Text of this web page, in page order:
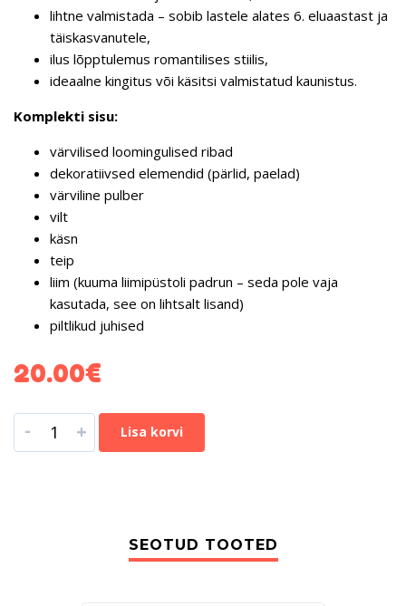
lihtne valmistada – sobib lastele alates 6. eluaastast ja
täiskasvanutele,
ilus lõpptulemus romantilises stiilis,
ideaalne kingitus või käsitsi valmistatud kaunistus.
Komplekti sisu:
värvilised loomingulised ribad
dekoratiivsed elemendid (pärlid, paelad)
värviline pulber
vilt
käsn
teip
liim (kuuma liimipüstoli padrun – seda pole vaja
kasutada, see on lihtsalt lisand)
piltlikud juhised
20.00€
- + Lisa korvi
SEOTUD TOOTED